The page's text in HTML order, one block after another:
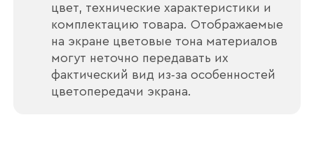
цвет, технические характеристики и
комплектацию товара. Отображаемые
на экране цветовые тона материалов
могут неточно передавать их
фактический вид из‑за особенностей
цветопередачи экрана.
Номер телефона